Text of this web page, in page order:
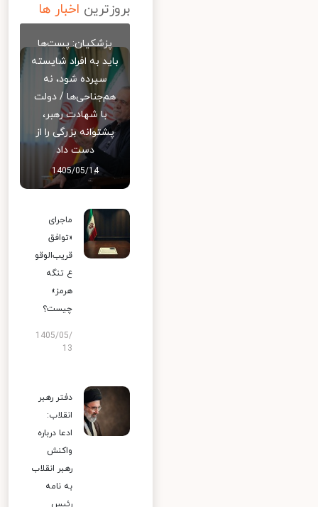
بروزترین اخبار ها
پزشکیان: پست‌ها
باید به افراد شایسته
سپرده شود، نه
هم‌جناحی‌ها / دولت
با شهادت رهبر،
پشتوانه بزرگی را از
دست داد
1405/05/14
ماجرای
«توافق
قریب‌الوقو
ع تنگه
هرمز»
چیست؟
1405/05/
13
دفتر رهبر
انقلاب:
ادعا درباره
واکنش
رهبر انقلاب
به نامه
رئیس